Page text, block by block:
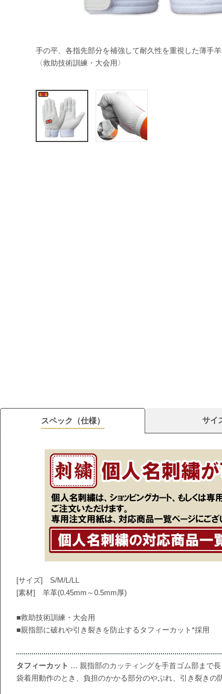
手の平、各指先部分を補強して耐久性を重視した薄
〈救助技術訓練・大会用〉
スペック（仕様） サイ
[サイズ] S/M/L/LL
[素材] 羊革(0.45mm～0.5mm厚)
■救助技術訓練・大会用
■親指部に破れや引き裂きを防止するタフィーカット*採用
タフィーカット … 親指部のカッティングを手首ゴム部まで
袋着用動作のとき、負担のかかる部分のやぶれ、引き裂きの